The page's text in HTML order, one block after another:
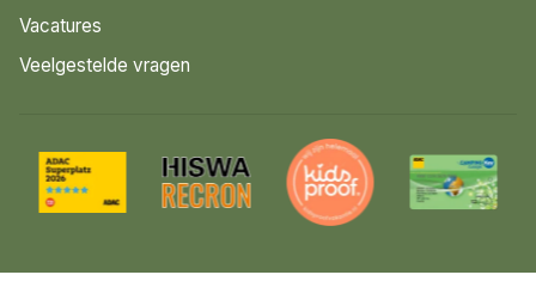
Vacatures
Veelgestelde vragen